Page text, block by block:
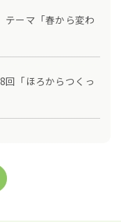
ーマ「春から変わ
回「ほろからつくっ